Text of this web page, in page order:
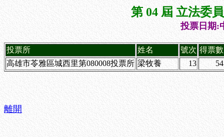
第 04 屆 立法委
投票日期:
投票所 姓名 號次 得票數
高雄市苓雅區城西里第080008投票所 梁牧養 13 54
離開